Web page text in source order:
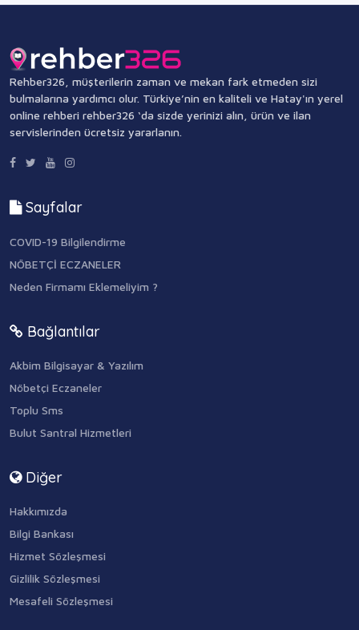
Rehber326, müşterilerin zaman ve mekan fark etmeden sizi
bulmalarına yardımcı olur. Türkiye’nin en kaliteli ve Hatay'ın yerel
online rehberi rehber326 ‘da sizde yerinizi alın, ürün ve ilan
servislerinden ücretsiz yararlanın.
Sayfalar
COVID-19 Bilgilendirme
NÖBETÇİ ECZANELER
Neden Firmamı Eklemeliyim ?
Bağlantılar
Akbim Bilgisayar & Yazılım
Nöbetçi Eczaneler
Toplu Sms
Bulut Santral Hizmetleri
Diğer
Hakkımızda
Bilgi Bankası
Hizmet Sözleşmesi
Gizlilik Sözleşmesi
Mesafeli Sözleşmesi